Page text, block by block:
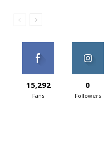
15,292
Fans
0
Followers